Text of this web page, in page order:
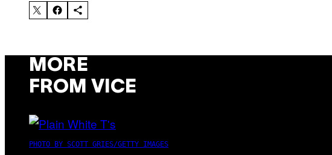
MORE
FROM VICE
PHOTO BY SCOTT GRIES/GETTY IMAGES